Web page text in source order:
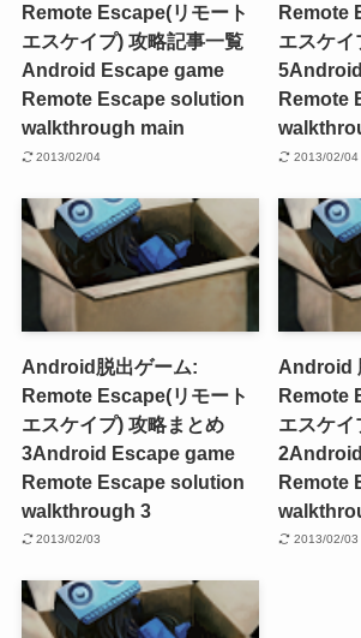
Remote Escape(リモート
エスケイプ) 攻略記事一覧
Android Escape game
Remote Escape solution
walkthrough main
2013/02/04
Remote
エスケイ
5
Remote
2013/02/04
Android脱出ゲーム:
Remote Escape(リモート
エスケイプ) 攻略まとめ
3Android Escape game
Remote Escape solution
walkthrough 3
2013/02/03
Android
Remote
エスケ
2
Remote
2013/02/03